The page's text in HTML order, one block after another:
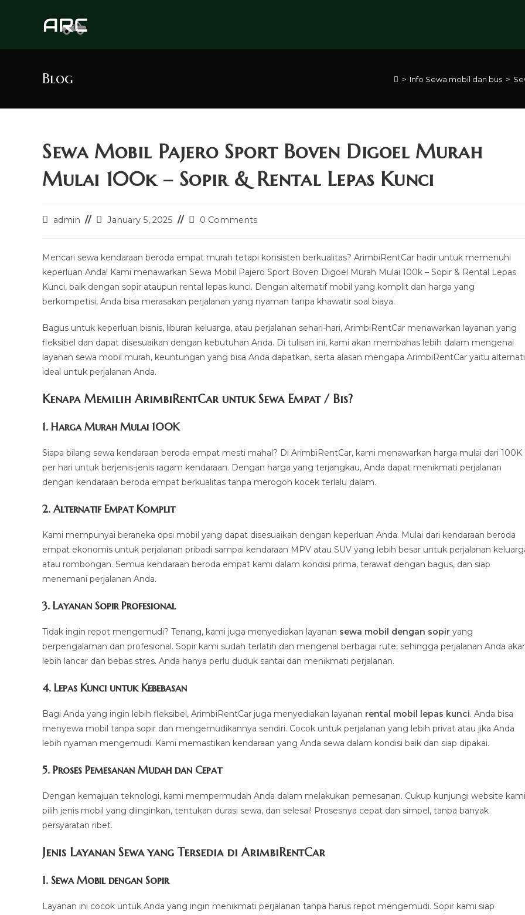
Blog > Info Sewa mobil dan bus >
Sewa Mobil Pajero Sport Boven Digoel Murah
Mulai 100k – Sopir & Rental Lepas Kunci
Postadmin
PostJanuary 5, 2025
Post0 Comments
Mencari sewa kendaraan beroda empat murah tetapi konsisten berkualitas? ArimbiRentCar hadir untuk memenuhi
keperluan Anda! Kami menawarkan Sewa Mobil Pajero Sport Boven Digoel Murah Mulai 100k – Sopir & Rental Lepas
Kunci, baik dengan sopir ataupun rental lepas kunci. Dengan alternatif mobil yang komplit dan harga yang
berkompetisi, Anda bisa merasakan perjalanan yang nyaman tanpa khawatir soal biaya.
Bagus untuk keperluan bisnis, liburan keluarga, atau perjalanan sehari-hari, ArimbiRentCar menawarkan layanan yang
fleksibel dan dapat disesuaikan dengan kebutuhan Anda. Di tulisan ini, kami akan membahas lebih dalam mengenai
layanan sewa mobil murah, keuntungan yang bisa Anda dapatkan, serta alasan mengapa ArimbiRentCar yaitu
ideal untuk perjalanan Anda.
Kenapa Memilih ArimbiRentCar untuk Sewa Empat / Bis?
1. Harga Murah Mulai 100K
Siapa bilang sewa kendaraan beroda empat mesti mahal? Di ArimbiRentCar, kami menawarkan harga mulai dari 100K
per hari untuk berjenis-jenis ragam kendaraan. Dengan harga yang terjangkau, Anda dapat menikmati perjalanan
dengan kendaraan beroda empat berkualitas tanpa merogoh kocek terlalu dalam.
2. Alternatif Empat Komplit
Kami mempunyai beraneka opsi mobil yang dapat disesuaikan dengan keperluan Anda. Mulai dari kendaraan beroda
empat ekonomis untuk perjalanan pribadi sampai kendaraan MPV atau SUV yang lebih besar untuk perjalanan
atau rombongan. Semua kendaraan beroda empat kami dalam kondisi prima, terawat dengan bagus, dan siap
menemani perjalanan Anda.
3. Layanan Sopir Profesional
Tidak ingin repot mengemudi? Tenang, kami juga menyediakan layanan sewa mobil dengan sopir yang
berpengalaman dan profesional. Sopir kami sudah terlatih dan mengenal berbagai rute, sehingga perjalanan Anda
lebih lancar dan bebas stres. Anda hanya perlu duduk santai dan menikmati perjalanan.
4. Lepas Kunci untuk Kebebasan
Bagi Anda yang ingin lebih fleksibel, ArimbiRentCar juga menyediakan layanan rental mobil lepas kunci. Anda bisa
menyewa mobil tanpa sopir dan mengemudikannya sendiri. Cocok untuk perjalanan yang lebih privat atau jika Anda
lebih nyaman mengemudi. Kami memastikan kendaraan yang Anda sewa dalam kondisi baik dan siap dipakai.
5. Proses Pemesanan Mudah dan Cepat
Dengan kemajuan teknologi, kami mempermudah Anda dalam melakukan pemesanan. Cukup kunjungi website
pilih jenis mobil yang diinginkan, tentukan durasi sewa, dan selesai! Prosesnya cepat dan simpel, tanpa banyak
persyaratan ribet.
Jenis Layanan Sewa yang Tersedia di ArimbiRentCar
1. Sewa Mobil dengan Sopir
Layanan ini cocok untuk Anda yang ingin menikmati perjalanan tanpa harus repot mengemudi. Sopir kami siap